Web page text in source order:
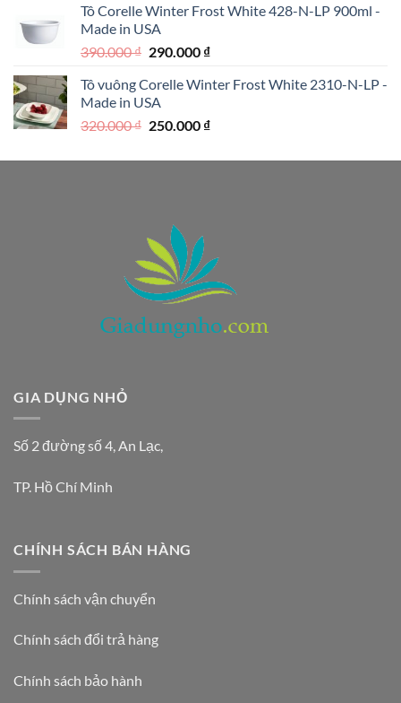
1.990.000 ₫.là:
Tô Corelle Winter Frost White 428-N-LP 900ml -
Made in USA
390.000₫ Giá
là:
390.000 ₫.
290.000 ₫Giá
tại
290.000 ₫.
Tô vuông Corelle Winter Frost White 2310-N-LP -
Made in USA
320.000₫ Giá
là:
250.000 ₫Giá
tại
GIA DỤNG NHỎ
Số 2 đường số 4, An Lạc,
TP. Hồ Chí Minh
CHÍNH SÁCH BÁN HÀNG
Chính sách vận chuyển
Chính sách đổi trả hàng
Chính sách bảo hành